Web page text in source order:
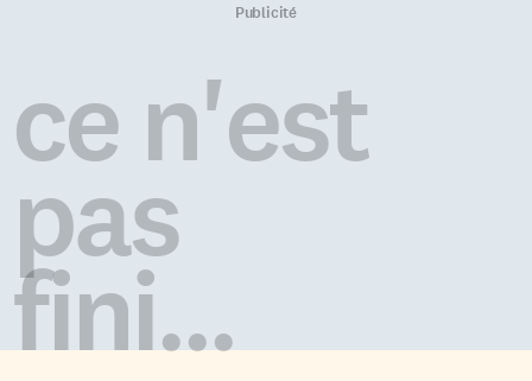
bafoués. Dans ce contexte plus
des termes de bases à utiliser
pour éviter que les mots ne
blessent autant que les actes.
Termes généraux Peuples
au paragraphe 35 (1) de la Loi
constitutionnelle de […]
l’événement avaient tous un
de l’Ontario. Gouvernements
provinciaux délinquants Le
panel «L’institution
Publicité
ce n'est
pas
fini...